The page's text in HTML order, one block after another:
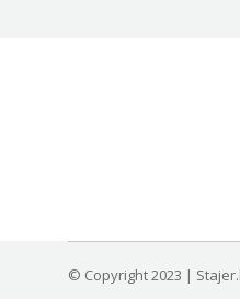
© Copyright 2023 |